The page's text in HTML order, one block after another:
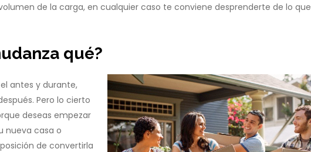
de la carga, en cualquier caso te conviene desprenderte de lo que
qué?
antes y durante,
Pero lo cierto
deseas empezar
nueva casa o
de convertirla